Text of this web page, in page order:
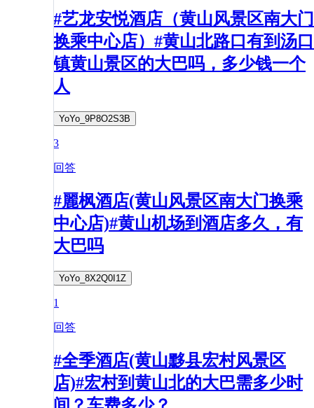
#艺龙安悦酒店（黄山风景区南大门
换乘中心店）#黄山北路口有到汤口
镇黄山景区的大巴吗，多少钱一个
人
YoYo_9P8O2S3B
3
回答
#麗枫酒店(黄山风景区南大门换乘
中心店)#黄山机场到酒店多久，有
大巴吗
YoYo_8X2Q0I1Z
1
回答
#全季酒店(黄山黟县宏村风景区
店)#宏村到黄山北的大巴需多少时